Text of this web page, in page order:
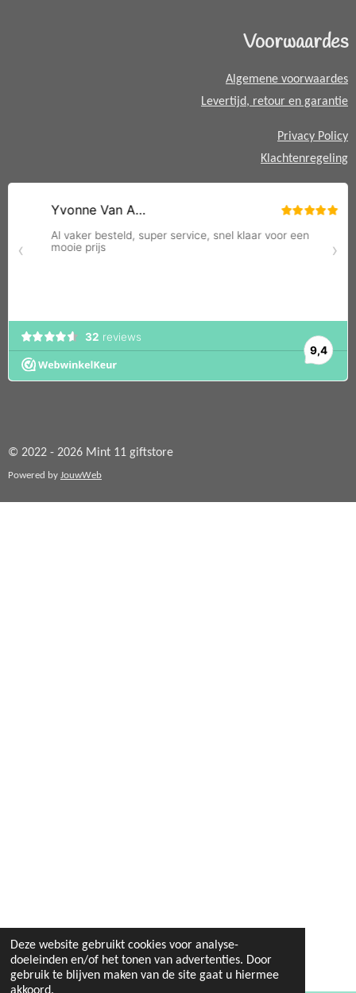
Deze website gebruikt cookies voor analyse-
doeleinden en/of het tonen van advertenties. Door
gebruik te blijven maken van de site gaat u hiermee
Voorwaardes
Algemene voorwaardes
Levertijd, retour en garantie
Privacy Policy
Klachtenregeling
© 2022 - 2026 Mint 11 giftstore
Powered by JouwWeb